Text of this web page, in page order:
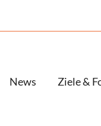
News Ziele &